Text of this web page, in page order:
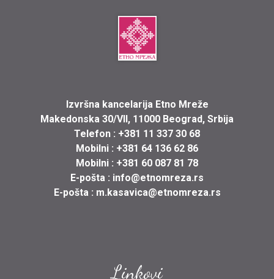
Izvršna kancelarija Etno Mreže
Makedonska 30/VII, 11000 Beograd, Srbija
Telefon : +381 11 337 30 68
Mobilni : +381 64 136 62 86
Mobilni : +381 60 087 81 78
E-pošta : info@etnomreza.rs
E-pošta : m.kasavica@etnomreza.rs
Linkovi